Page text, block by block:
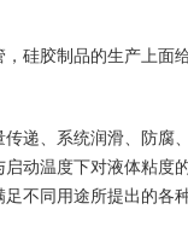
硅胶制品的生产上面
递、系统润滑、防腐
动温度下对液体粘度
不同用途所提出的各